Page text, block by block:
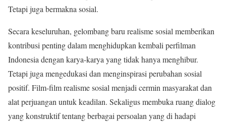
Tetapi juga bermakna sosial.
Secara keseluruhan, gelombang baru realisme sosial memberikan
kontribusi penting dalam menghidupkan kembali perfilman
Indonesia dengan karya-karya yang tidak hanya menghibur.
Tetapi juga mengedukasi dan menginspirasi perubahan sosial
positif. Film-film realisme sosial menjadi cermin masyarakat dan
alat perjuangan untuk keadilan. Sekaligus membuka ruang dialog
yang konstruktif tentang berbagai persoalan yang di hadapi